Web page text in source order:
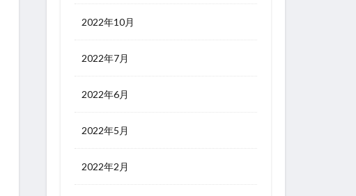
2022年10月
2022年7月
2022年6月
2022年5月
2022年2月